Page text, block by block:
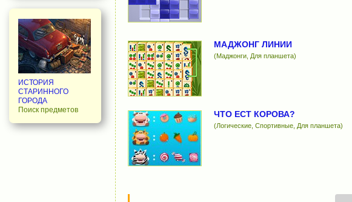
МАДЖОНГ ЛИНИИ
(Маджонги, Для планшета)
ЧТО ЕСТ КОРОВА?
(Логические, Спортивные, Для планшета)
ИСТОРИЯ
СТАРИННОГО
ГОРОДА
Поиск предметов